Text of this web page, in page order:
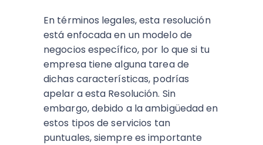
En términos legales, esta resolución
está enfocada en un modelo de
negocios específico, por lo que si tu
empresa tiene alguna tarea de
dichas características, podrías
apelar a esta Resolución. Sin
embargo, debido a la ambigüedad en
estos tipos de servicios tan
puntuales, siempre es importante